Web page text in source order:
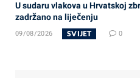
U sudaru vlakova u Hrvatskoj
zadržano na liječenju
09/08/2026 SVIJET 0